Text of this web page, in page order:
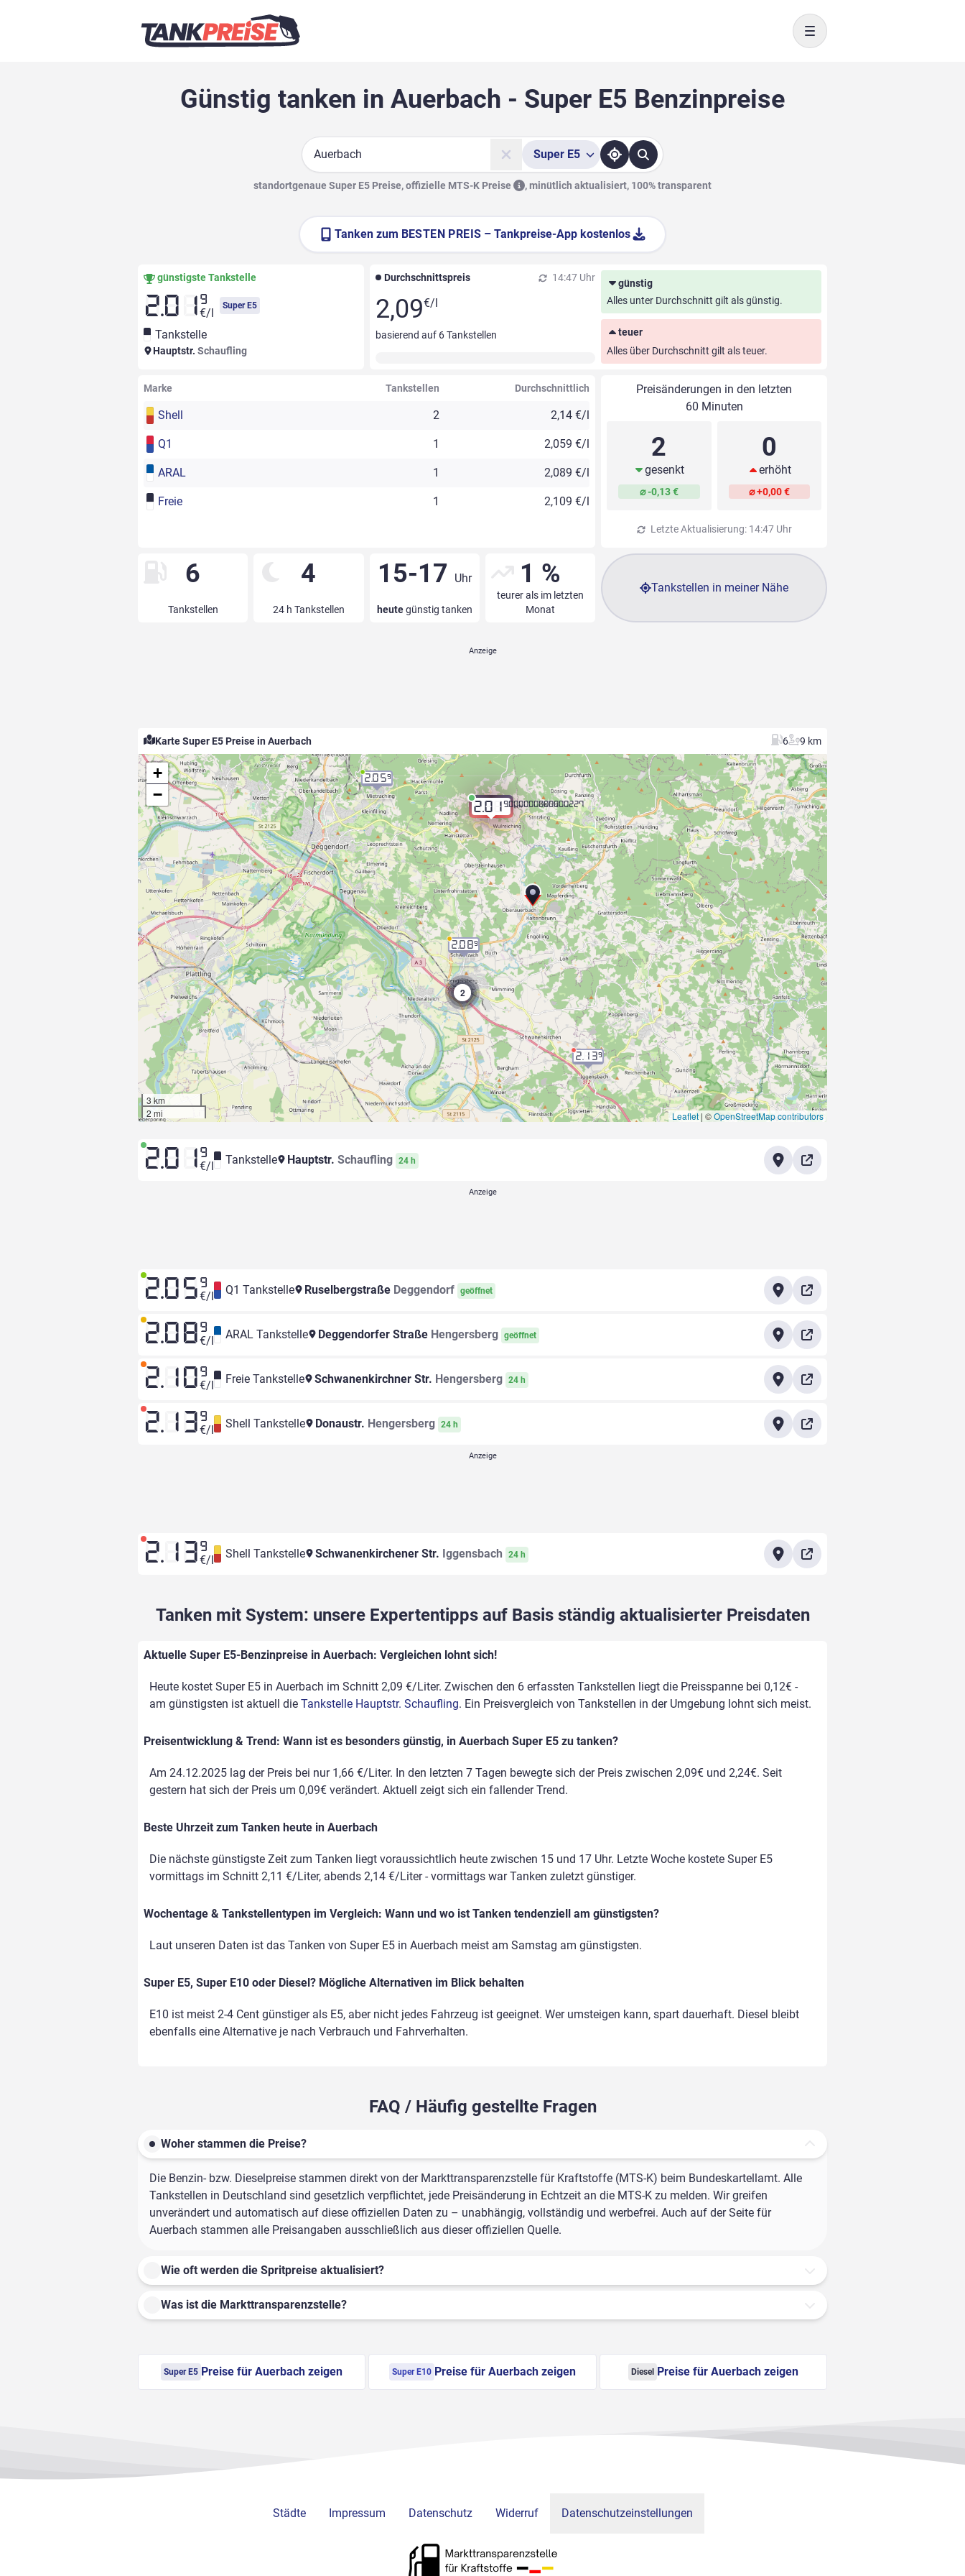
Toggle navigation
Günstig tanken in Auerbach - Super E5 Benzinpreise
Suche
Super E5
standortgenaue Super E5 Preise, offizielle MTS-K Preise ,minütlich aktualisiert, 100% transparent
Tanken zum BESTEN PREIS – Tankpreise-App kostenlos
günstigste Tankstelle
2.01 9
€/l
Super E5
Tankstelle
Hauptstr. Schaufling
Durchschnittspreis 14:47 Uhr
2,09€/l
basierend auf 6Tankstellen
günstig
Alles unter Durchschnitt gilt als günstig.
teuer
Alles über Durchschnitt gilt als teuer.
Marke Tankstellen Durchschnittlich
Shell 2 2,14 €/l
Q1 1 2,059 €/l
ARAL 1 2,089 €/l
Freie 1 2,109 €/l
Preisänderungen in den letzten
60 Minuten
2
gesenkt
⌀ -0,13 €
0
erhöht
⌀ +0,00 €
Letzte Aktualisierung: 14:47 Uhr
6
Tankstellen
4
24 h Tankstellen
15-17 Uhr
heutegünstig tanken
1 %
teurer als im letzten
Monat
Tankstellen in meiner Nähe
Karte Super E5 Preise in Auerbach 6 9 km
2.019.000000000000227
2.139
2.059
2.089
2
+
−
3 km
2 mi
Leaflet | ©OpenStreetMap contributors
2.01 9
€/l Tankstelle Hauptstr. Schaufling 24 h
2.05 9
€/l Q1 Tankstelle Ruselbergstraße Deggendorf geöffnet
2.08 9
€/l ARAL Tankstelle Deggendorfer Straße Hengersberg geöffnet
2.10 9
€/l Freie Tankstelle Schwanenkirchner Str. Hengersberg 24 h
2.13 9
€/l Shell Tankstelle Donaustr. Hengersberg 24 h
2.13 9
€/l Shell Tankstelle Schwanenkirchener Str. Iggensbach 24 h
Tanken mit System: unsere Expertentipps auf Basis ständig aktualisierter Preisdaten
Aktuelle Super E5-Benzinpreise in Auerbach: Vergleichen lohnt sich!
Heute kostet Super E5 in Auerbach im Schnitt 2,09 €/Liter. Zwischen den 6 erfassten Tankstellen liegt die Preisspanne bei 0,12€ -
am günstigsten ist aktuell die Tankstelle Hauptstr. Schaufling. Ein Preisvergleich von Tankstellen in der Umgebung lohnt sich meist.
Preisentwicklung & Trend: Wann ist es besonders günstig, in Auerbach Super E5 zu tanken?
Am 24.12.2025 lag der Preis bei nur 1,66 €/Liter. In den letzten 7 Tagen bewegte sich der Preis zwischen 2,09€ und 2,24€. Seit
gestern hat sich der Preis um 0,09€ verändert. Aktuell zeigt sich ein fallender Trend.
Beste Uhrzeit zum Tanken heute in Auerbach
Die nächste günstigste Zeit zum Tanken liegt voraussichtlich heute zwischen 15 und 17 Uhr. Letzte Woche kostete Super E5
vormittags im Schnitt 2,11 €/Liter, abends 2,14 €/Liter - vormittags war Tanken zuletzt günstiger.
Wochentage & Tankstellentypen im Vergleich: Wann und wo ist Tanken tendenziell am günstigsten?
Laut unseren Daten ist das Tanken von Super E5 in Auerbach meist am Samstag am günstigsten.
Super E5, Super E10 oder Diesel? Mögliche Alternativen im Blick behalten
E10 ist meist 2-4 Cent günstiger als E5, aber nicht jedes Fahrzeug ist geeignet. Wer umsteigen kann, spart dauerhaft. Diesel bleibt
ebenfalls eine Alternative je nach Verbrauch und Fahrverhalten.
FAQ / Häufig gestellte Fragen
Woher stammen die Preise?
Die Benzin- bzw. Dieselpreise stammen direkt von der Markttransparenzstelle für Kraftstoffe (MTS-K) beim Bundeskartellamt. Alle
Tankstellen in Deutschland sind gesetzlich verpflichtet, jede Preisänderung in Echtzeit an die MTS-K zu melden. Wir greifen
unverändert und automatisch auf diese offiziellen Daten zu – unabhängig, vollständig und werbefrei. Auch auf der Seite für
Auerbach stammen alle Preisangaben ausschließlich aus dieser offiziellen Quelle.
Wie oft werden die Spritpreise aktualisiert?
Was ist die Markttransparenzstelle?
Super E5 Preise für Auerbach zeigen Super E10 Preise für Auerbach zeigen Diesel Preise für Auerbach zeigen
Städte Impressum Datenschutz Widerruf Datenschutzeinstellungen